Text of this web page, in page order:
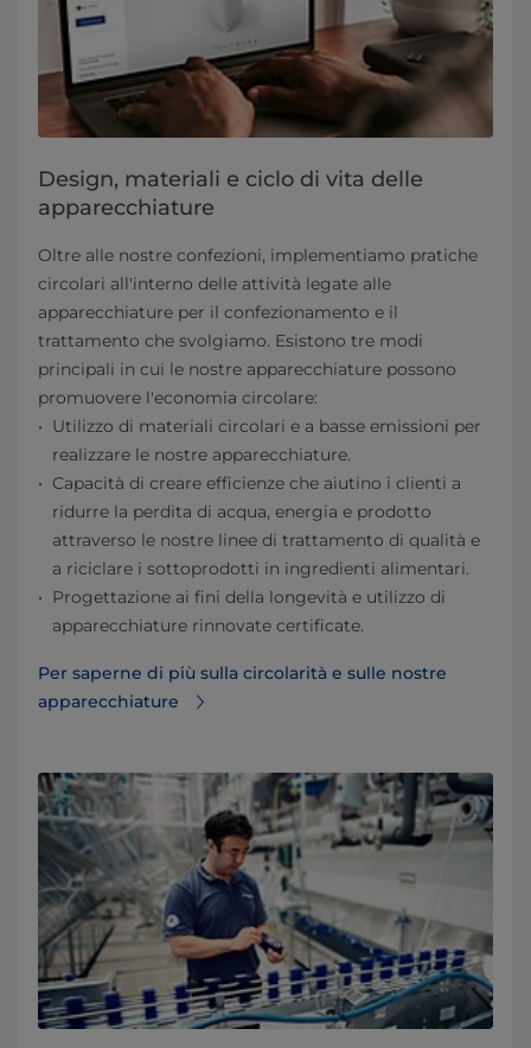
Design, materiali e ciclo di vita delle
apparecchiature
Oltre alle nostre confezioni, implementiamo pratiche
circolari all'interno delle attività legate alle
apparecchiature per il confezionamento e il
trattamento che svolgiamo. Esistono tre modi
principali in cui le nostre apparecchiature possono
promuovere l'economia circolare:
Utilizzo di materiali circolari e a basse emissioni per
realizzare le nostre apparecchiature.
Capacità di creare efficienze che aiutino i clienti a
ridurre la perdita di acqua, energia e prodotto
attraverso le nostre linee di trattamento di qualità e
a riciclare i sottoprodotti in ingredienti alimentari.
Progettazione ai fini della longevità e utilizzo di
apparecchiature rinnovate certificate.
Per saperne di più sulla circolarità e sulle nostre
apparecchiature